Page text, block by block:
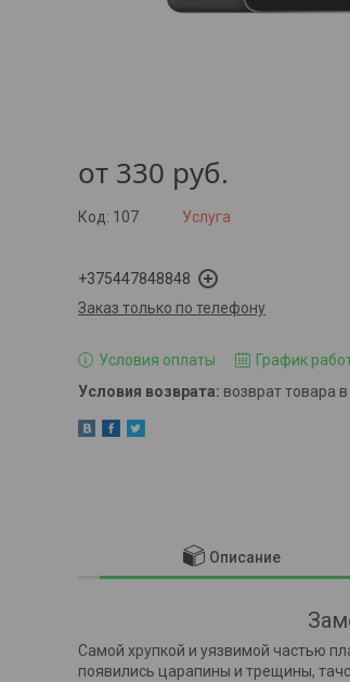
от 330 руб.
Услуга
Код: 107
+375447848848
Заказ только по телефону
Условия оплаты График
возврат товара
Описание
Самой хрупкой и уязвимой частью
появились царапины и трещины,